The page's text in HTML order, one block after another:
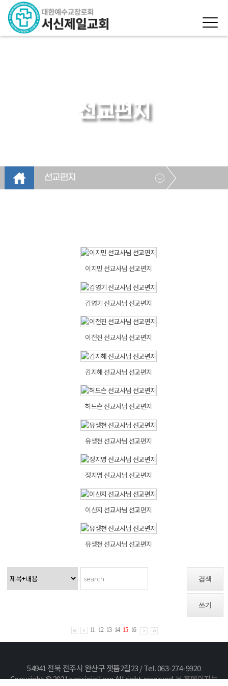
선교편지
선교편지
이지민 선교사님 선교편지
김영기 선교사님 선교편지
이전진 선교사님 선교편지
김지해 선교사님 선교편지
허드슨 선교사님 선교편지
유생천 선교사님 선교편지
정지명 선교사님 선교편지
이산지 선교사님 선교편지
유생천 선교사님 선교편지
검색
쓰기
11 12 13 14 15 16
54941 전북 전주시 완산구 잿뜸2길23 / Tel. 063-274-9920
Copyright © 2021 seosinjeil.org All right reserved.본 홈페이지는